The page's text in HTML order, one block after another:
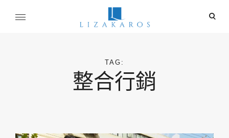
open
TAG:
整合行銷